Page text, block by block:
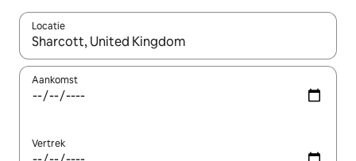
Locatie
Wanneer er resultaten beschikbaar zijn, maak je een keuze
Aankomst
Vertrek